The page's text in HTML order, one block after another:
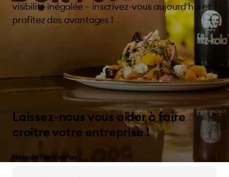
visibilité inégalée — inscrivez-vous aujourd'hui et
profitez des avantages !
Laissez-nous vous aider à faire
croître votre entreprise !
Nom de l'entreprise